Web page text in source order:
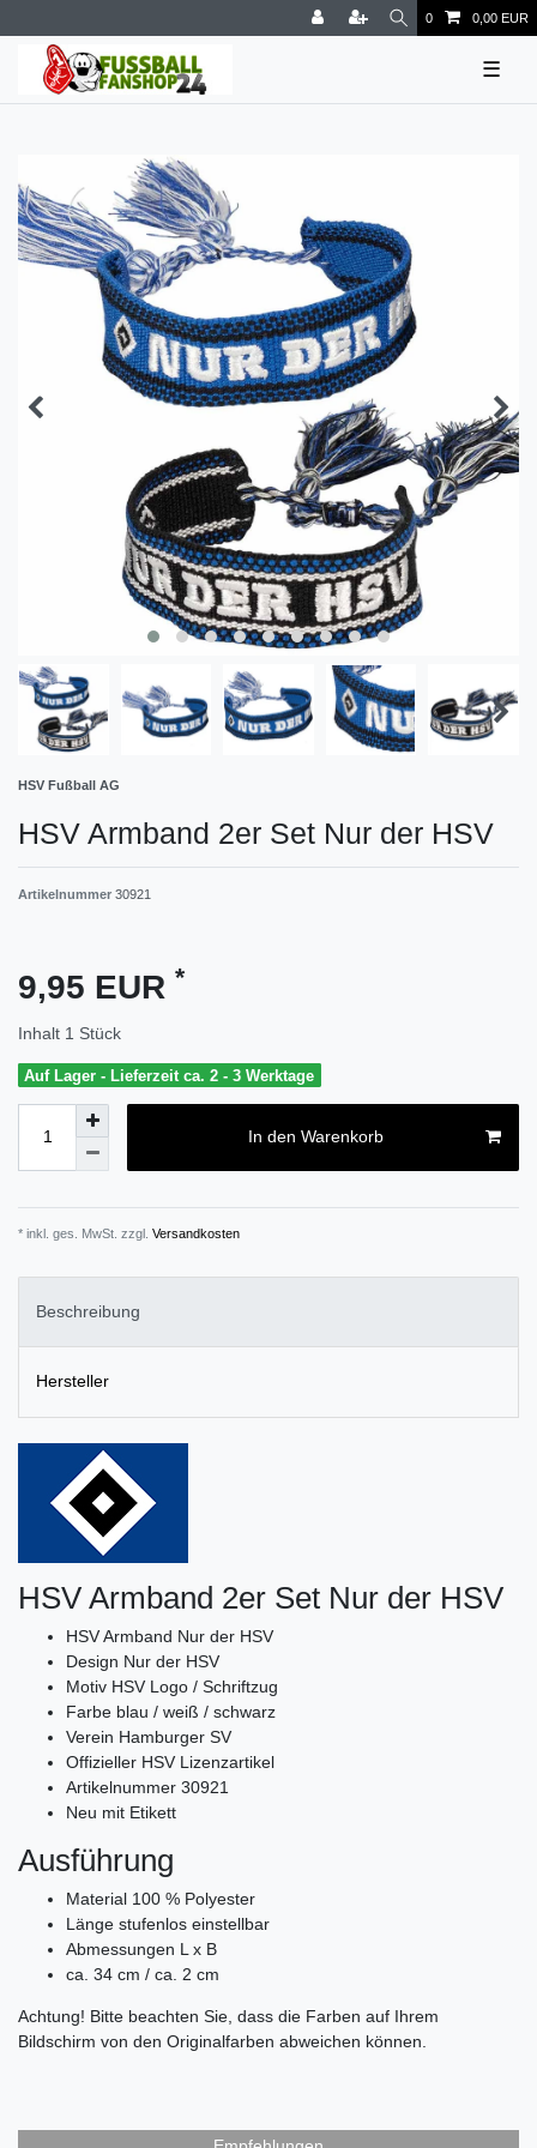
0 0,00 EUR
☰
HSV Fußball AG
HSV Armband 2er Set Nur der HSV
Artikelnummer 30921
9,95 EUR *
Inhalt 1 Stück
Auf Lager - Lieferzeit ca. 2 - 3 Werktage
In den Warenkorb
* inkl. ges. MwSt. zzgl. Versandkosten
Beschreibung
Hersteller
HSV Armband 2er Set Nur der HSV
HSV Armband Nur der HSV
Design Nur der HSV
Motiv HSV Logo / Schriftzug
Farbe blau / weiß / schwarz
Verein Hamburger SV
Offizieller HSV Lizenzartikel
Artikelnummer 30921
Neu mit Etikett
Ausführung
Material 100 % Polyester
Länge stufenlos einstellbar
Abmessungen L x B
ca. 34 cm / ca. 2 cm
Achtung! Bitte beachten Sie, dass die Farben auf Ihrem
Bildschirm von den Originalfarben abweichen können.